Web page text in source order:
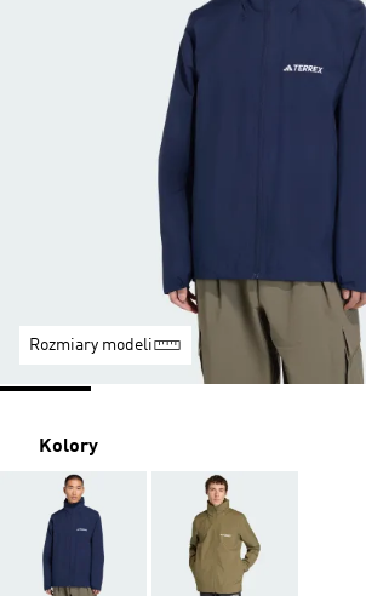
Rozmiary modeli
Kolory